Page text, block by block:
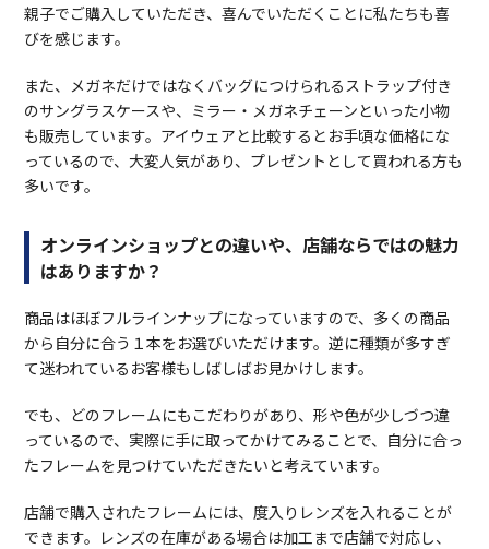
親子でご購入していただき、喜んでいただくことに私たちも喜
びを感じます。
また、メガネだけではなくバッグにつけられるストラップ付き
のサングラスケースや、ミラー・メガネチェーンといった小物
も販売しています。アイウェアと比較するとお手頃な価格にな
っているので、大変人気があり、プレゼントとして買われる方も
多いです。
オンラインショップとの違いや、店舗ならではの魅力
はありますか？
商品はほぼフルラインナップになっていますので、多くの商品
から自分に合う１本をお選びいただけます。逆に種類が多すぎ
て迷われているお客様もしばしばお見かけします。
でも、どのフレームにもこだわりがあり、形や色が少しづつ違
っているので、実際に手に取ってかけてみることで、自分に合っ
たフレームを見つけていただきたいと考えています。
店舗で購入されたフレームには、度入りレンズを入れることが
できます。レンズの在庫がある場合は加工まで店舗で対応し、